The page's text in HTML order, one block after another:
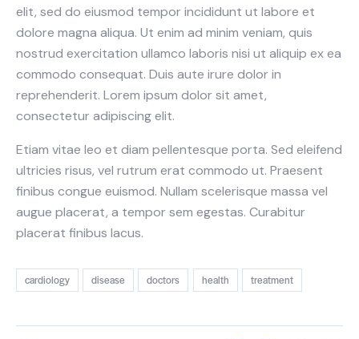
elit, sed do eiusmod tempor incididunt ut labore et
dolore magna aliqua. Ut enim ad minim veniam, quis
nostrud exercitation ullamco laboris nisi ut aliquip ex ea
commodo consequat. Duis aute irure dolor in
reprehenderit. Lorem ipsum dolor sit amet,
consectetur adipiscing elit.
Etiam vitae leo et diam pellentesque porta. Sed eleifend
ultricies risus, vel rutrum erat commodo ut. Praesent
finibus congue euismod. Nullam scelerisque massa vel
augue placerat, a tempor sem egestas. Curabitur
placerat finibus lacus.
cardiology disease doctors health treatment